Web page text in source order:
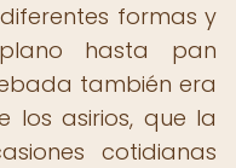
formas y
hasta pan
también era
los asirios, que la
cotidianas